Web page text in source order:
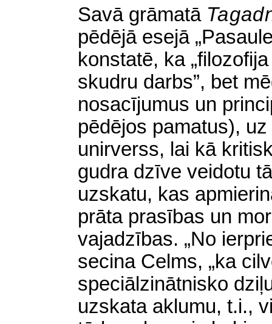
Savā grāmatā
pēdējā esejā
konstatē, ka
skudru darbs”, bet
nosacījumus un
pēdējos pamatus),
unirverss, lai kā
gudra dzīve veidotu
uzskatu, kas
prāta prasības un
vajadzības. „No
secina Celms, „ka
speciālzinātnisko
uzskata aklumu, t.i.,